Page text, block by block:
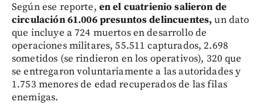
Según ese reporte, en el cuatrienio salieron de
circulación 61.006 presuntos delincuentes,un dato
que incluye a 724 muertos en desarrollo de
operaciones militares, 55.511 capturados, 2.698
sometidos (se rindieron en los operativos), 320 que
se entregaron voluntariamente a las autoridades y
1.753 menores de edad recuperados de las filas
enemigas.